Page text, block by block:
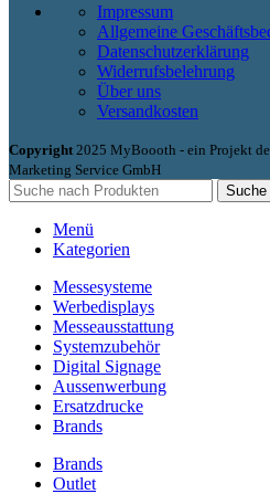
Impressum
Allgemeine
Datenschutzerklärung
Widerrufsbelehrung
Über uns
Versandkosten
Copyright 2025 MyBoooth - ein Projekt
Marketing Service GmbH
Suche
Menü
Kategorien
Messesysteme
Werbedisplays
Messeausstattung
Systemzubehör
Digital Signage
Aussenwerbung
Ersatzdrucke
Brands
Brands
Outlet